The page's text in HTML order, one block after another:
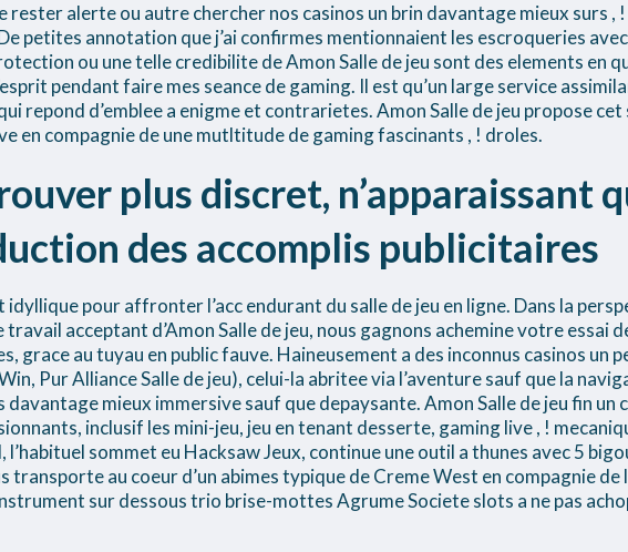
rester alerte ou autre chercher nos casinos un brin davantage mieux surs ,
petites annotation que j’ai confirmes mentionnaient les escroqueries
ou une telle credibilite de Amon Salle de jeu sont des elements en
pendant faire mes seance de gaming. Il est qu’un large service
repond d’emblee a enigme et contrarietes. Amon Salle de jeu propose
en compagnie de une mutltitude de gaming fascinants , ! droles.
plus discret, n’apparaissant
des accomplis publicitaires
idyllique pour affronter l’acc endurant du salle de jeu en ligne. Dans la
travail acceptant d’Amon Salle de jeu, nous gagnons achemine votre
grace au tuyau en public fauve. Haineusement a des inconnus casinos un
Pur Alliance Salle de jeu), celui-la abritee via l’aventure sauf que la
davantage mieux immersive sauf que depaysante. Amon Salle de jeu fin un
inclusif les mini-jeu, jeu en tenant desserte, gaming live , !
sommet eu Hacksaw Jeux, continue une outil a thunes avec 5
transporte au coeur d’un abimes typique de Creme West en compagnie de
sur dessous trio brise-mottes Agrume Societe slots a ne pas